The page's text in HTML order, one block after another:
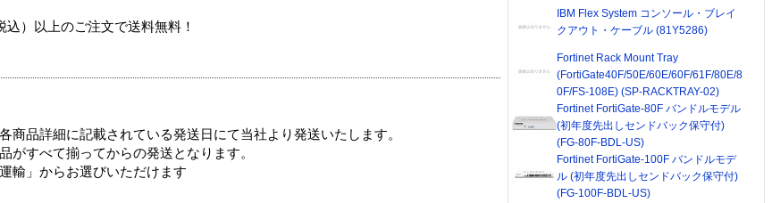
）以上のご注文で送料無料！
商品詳細に記載されている発送日にて当社より発送いたします。
がすべて揃ってからの発送となります。
輸」からお選びいただけます
IBM Flex System コンソール・ブレイ
クアウト・ケーブル (81Y5286)
Fortinet Rack Mount Tray
(FortiGate40F/50E/60E/60F/61F/80E/8
0F/FS-108E) (SP-RACKTRAY-02)
Fortinet FortiGate-80F バンドルモデル
(初年度先出しセンドバック保守付)
(FG-80F-BDL-US)
Fortinet FortiGate-100F バンドルモデ
ル (初年度先出しセンドバック保守付)
(FG-100F-BDL-US)